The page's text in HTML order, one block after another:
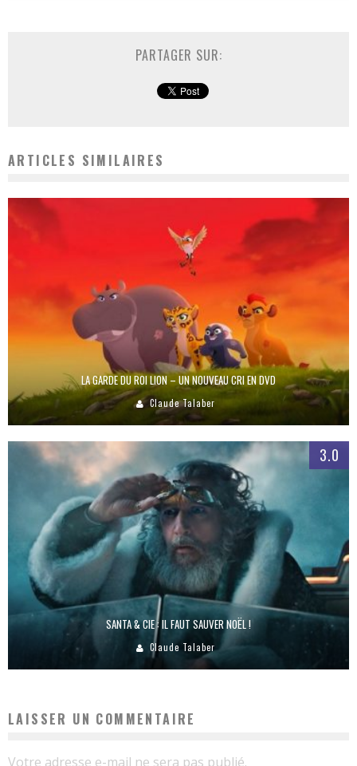
PARTAGER SUR:
ARTICLES SIMILAIRES
LA GARDE DU ROI LION – UN NOUVEAU CRI EN DVD
Claude Talaber
3.0
SANTA & CIE : IL FAUT SAUVER NOËL !
Claude Talaber
LAISSER UN COMMENTAIRE
Votre adresse e-mail ne sera pas publié.